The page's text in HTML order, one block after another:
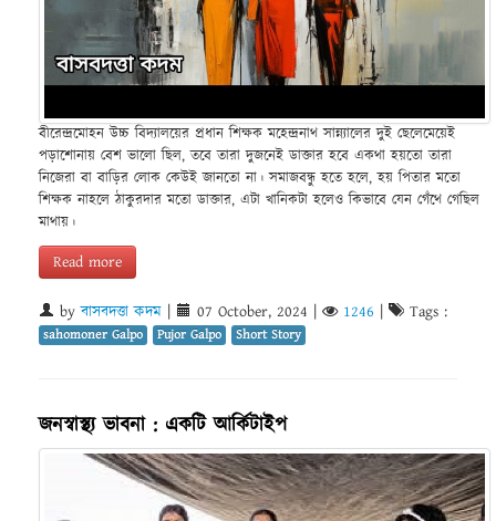
বীরেন্দ্রমোহন উচ্চ বিদ্যালয়ের প্রধান শিক্ষক মহেন্দ্রনাথ সান্ন্যালের দুই ছেলেমেয়েই
পড়াশোনায় বেশ ভালো ছিল, তবে তারা দুজনেই ডাক্তার হবে একথা হয়তো তারা
নিজেরা বা বাড়ির লোক কেউই জানতো না। সমাজবন্ধু হতে হলে, হয় পিতার মতো
শিক্ষক নাহলে ঠাকুরদার মতো ডাক্তার, এটা খানিকটা হলেও কিভাবে যেন গেঁথে গেছিল
মাথায়।
Read more
byবাসবদত্তা কদম | 07 October, 2024 | 1246 | Tags :
sahomoner Galpo Pujor Galpo Short Story
জনস্বাস্থ্য ভাবনা : একটি আর্কিটাইপ